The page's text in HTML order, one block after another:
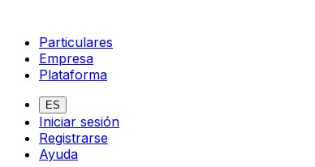
Particulares
Empresa
Plataforma
ES
Iniciar sesión
Registrarse
Ayuda